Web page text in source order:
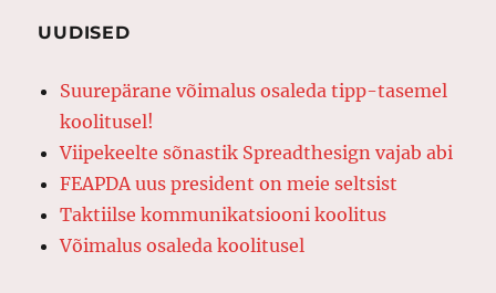
UUDISED
Suurepärane võimalus osaleda tipp-tasemel
koolitusel!
Viipekeelte sõnastik Spreadthesign vajab abi
FEAPDA uus president on meie seltsist
Taktiilse kommunikatsiooni koolitus
Võimalus osaleda koolitusel